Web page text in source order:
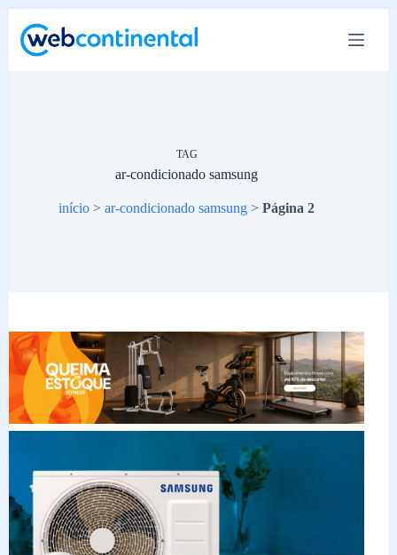
para
TAG
ar-condicionado samsung
início >ar-condicionado samsung >Página 2